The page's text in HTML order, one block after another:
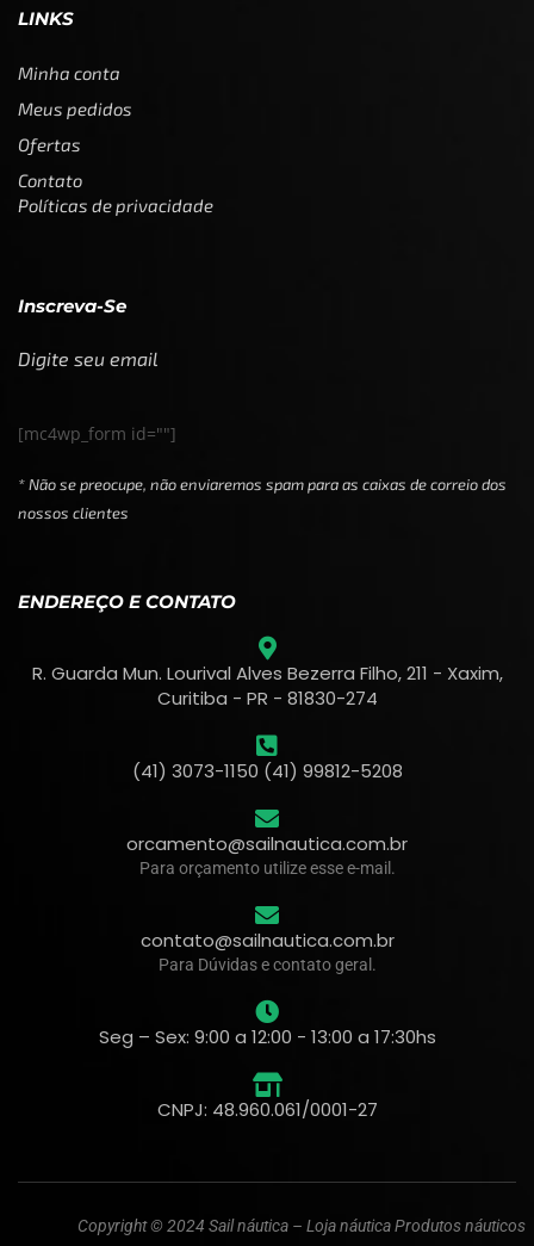
LINKS
Minha conta
Meus pedidos
Ofertas
Contato
Políticas de privacidade
Inscreva-Se
Digite seu email
[mc4wp_form id=""]
* Não se preocupe, não enviaremos spam para as caixas de correio dos
nossos clientes
ENDEREÇO E CONTATO
R. Guarda Mun. Lourival Alves Bezerra Filho, 211 - Xaxim,
Curitiba - PR - 81830-274
(41) 3073-1150 (41) 99812-5208
orcamento@sailnautica.com.br
Para orçamento utilize esse e-mail.
contato@sailnautica.com.br
Para Dúvidas e contato geral.
Seg – Sex: 9:00 a 12:00 - 13:00 a 17:30hs
CNPJ: 48.960.061/0001-27
Copyright © 2024 Sail náutica – Loja náutica Produtos náuticos